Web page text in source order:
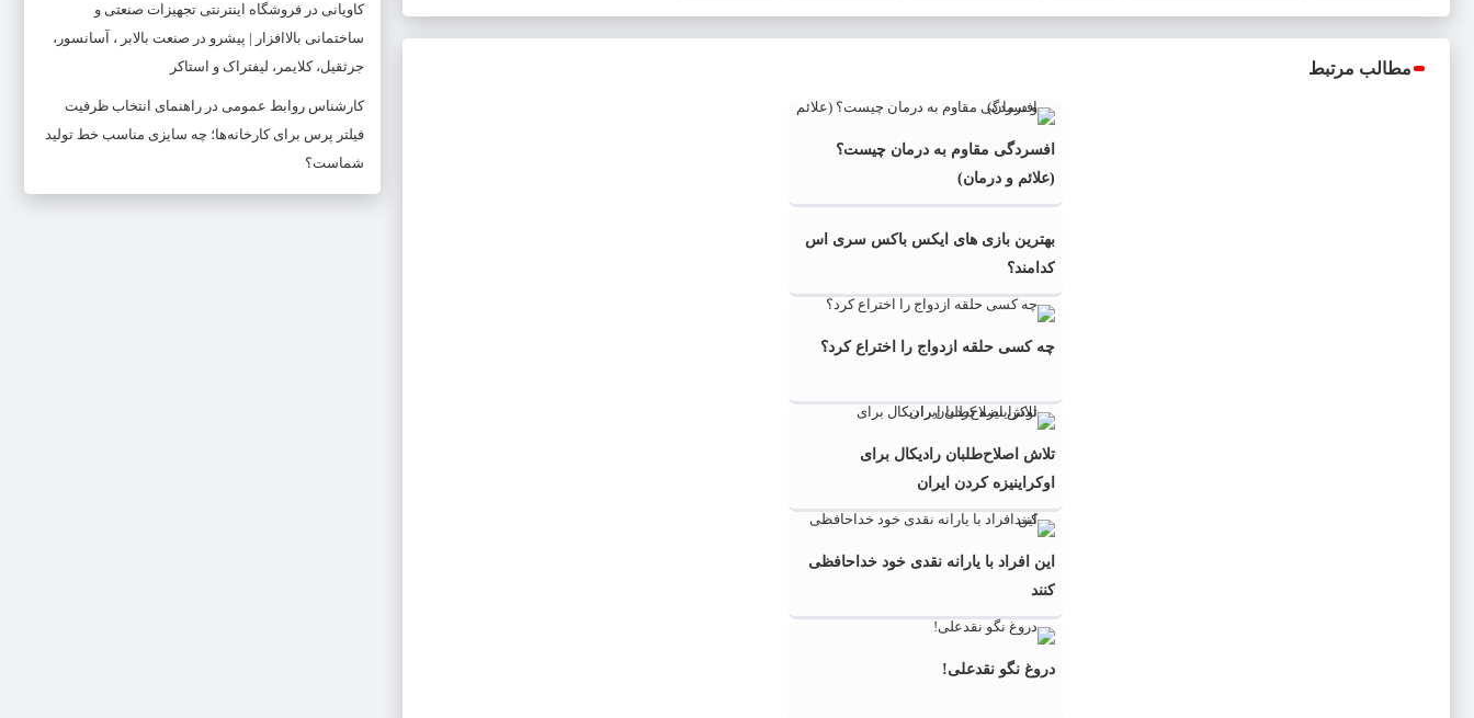
مطالب مرتبط
افسردگی مقاوم به درمان چیست؟
(علائم و درمان)
بهترین بازی های ایکس باکس سری اس
کدامند؟
چه کسی حلقه‌ ازدواج را اختراع کرد؟
تلاش اصلاح‌طلبان رادیکال برای
اوکراینیزه کردن ایران
این افراد با یارانه نقدی خود خداحافظی
کنند
دروغ نگو نقدعلی!
کاویانی در فروشگاه اینترنتی تجهیزات صنعتی و
ساختمانی بالاافزار | پیشرو در صنعت بالابر ، آسانسور،
جرثقیل، کلایمر، لیفتراک و استاکر
کارشناس روابط عمومی در راهنمای انتخاب ظرفیت
فیلتر پرس برای کارخانه‌ها؛ چه سایزی مناسب خط تولید
شماست؟